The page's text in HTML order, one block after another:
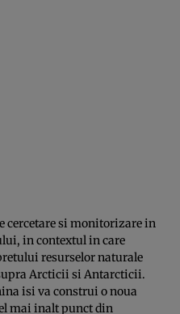
cercetare si monitorizare in
in contextul in care
resurselor naturale
Arcticii si Antarcticii.
isi va construi o noua
mai inalt punct din